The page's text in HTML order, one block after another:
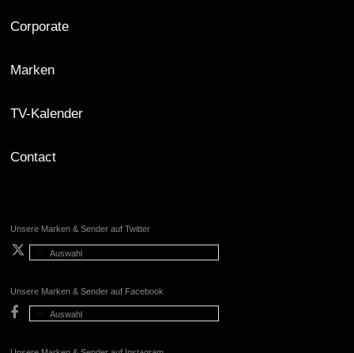
Corporate
Marken
TV-Kalender
Contact
Unsere Marken & Sender auf Twitter
Auswahl
Unsere Marken & Sender auf Facebook
Auswahl